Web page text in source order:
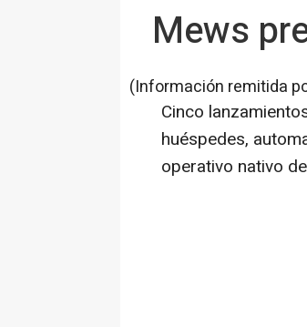
Mews
(Información remitida
Cinco
huéspedes,
operativo nativo